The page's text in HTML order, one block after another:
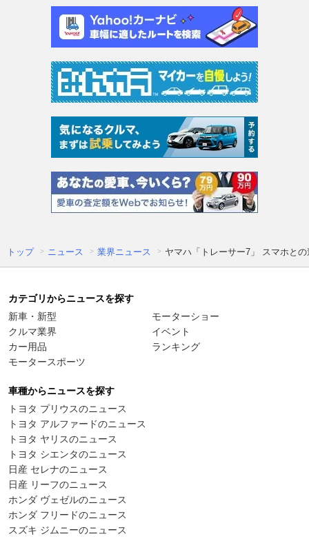
トップ ニュース 業界ニュース ヤマハ「トレーサー7」 スマホと
カテゴリからニュースを探す
新車・新型
クルマ業界
カー用品
モータースポーツ
モーターショー
イベント
ランキング
車種からニュースを探す
トヨタ プリウスのニュース
トヨタ アルファードのニュース
トヨタ ヤリスのニュース
トヨタ シエンタのニュース
日産 セレナのニュース
日産 リーフのニュース
ホンダ ヴェゼルのニュース
ホンダ フリードのニュース
スズキ ジムニーのニュース